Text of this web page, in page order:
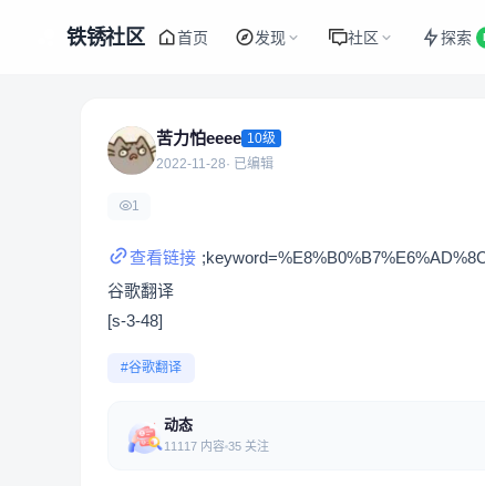
铁锈社区 首页 发现 社区 探索
苦力怕eeee 10级
2022-11-28· 已编辑
1
查看链接
谷歌翻译
[s-3-48]
#谷歌翻译
动态
11117 内容 35 关注